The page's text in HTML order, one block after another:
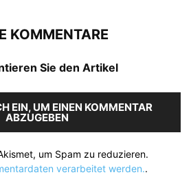
KOMMENTARE
Sie den Artikel
EIN, UM EINEN KOMMENTAR
ABZUGEBEN
um Spam zu reduzieren.
verarbeitet werden..